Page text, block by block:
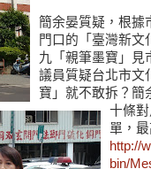
簡余晏質疑，根據
門口的「臺灣新文
九「親筆墨寶」見
議員質疑台北市文
寶」就不敢拆？簡
十條
單，
http://
bin/